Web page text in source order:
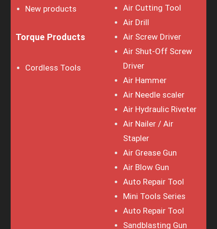
New products
Torque Products
Cordless Tools
Air Cutting Tool
Air Drill
Air Screw Driver
Air Shut-Off Screw
Driver
Air Hammer
Air Needle scaler
Air Hydraulic Riveter
Air Nailer / Air
Stapler
Air Grease Gun
Air Blow Gun
Auto Repair Tool
Mini Tools Series
Auto Repair Tool
Sandblasting Gun